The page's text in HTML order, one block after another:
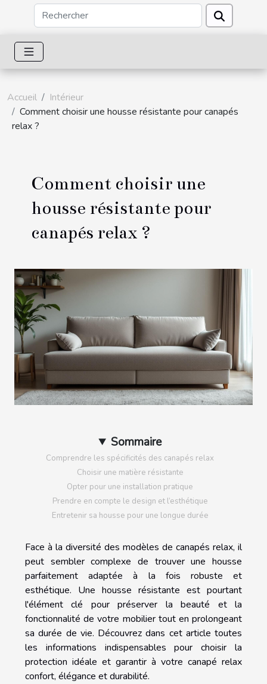
Accueil
Intérieur
Comment choisir une housse résistante pour canapés
relax ?
Comment choisir une
housse résistante pour
canapés relax ?
Sommaire
Comprendre les spécificités des canapés relax
Choisir une matière résistante
Opter pour une installation pratique
Prendre en compte le design et l’esthétique
Entretenir sa housse pour une longue durée
Face à la diversité des modèles de canapés relax, il
peut sembler complexe de trouver une housse
parfaitement adaptée à la fois robuste et
esthétique. Une housse résistante est pourtant
l'élément clé pour préserver la beauté et la
fonctionnalité de votre mobilier tout en prolongeant
sa durée de vie. Découvrez dans cet article toutes
les informations indispensables pour choisir la
protection idéale et garantir à votre canapé relax
confort, élégance et durabilité.